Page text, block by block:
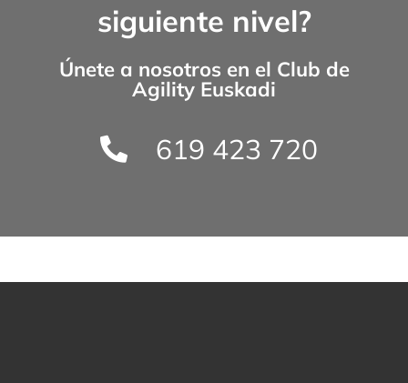
siguiente nivel?
Únete a nosotros en el Club de
Agility Euskadi
619 423 720